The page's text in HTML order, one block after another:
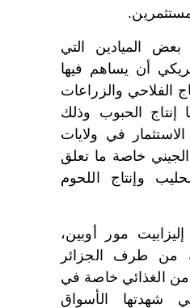
بعض الميادين التي
أن يساهم فيها
الفلاحي والزراعات
إنتاج الحبوب وذلك
في ولايات
خاصة ما تعلق
وإنتاج اللحوم
مور أوبين،
من طرف الجزائر
الغذائي خاصة في
شهدتها الأسواق